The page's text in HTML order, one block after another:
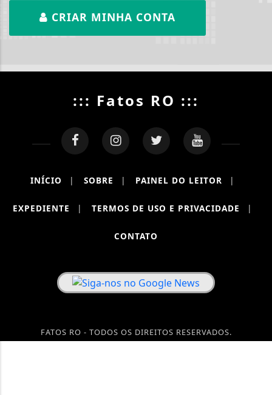
CRIAR MINHA CONTA
::: Fatos RO :::
INÍCIO | SOBRE | PAINEL DO LEITOR |
EXPEDIENTE | TERMOS DE USO E PRIVACIDADE |
CONTATO
FATOS RO - TODOS OS DIREITOS RESERVADOS.